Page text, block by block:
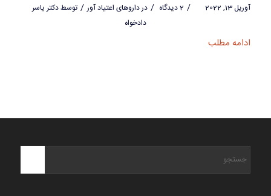
آوریل 13, 2022 / 2 دیدگاه / درداروهای اعتیاد آور / توسطدکتر یاسر
دادخواه
ادامه مطلب